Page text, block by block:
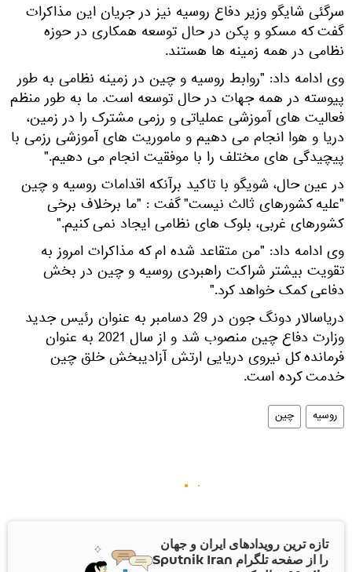
سرگئی شایگو وزیر دفاع روسیه نیز در جریان این مذاکرات
گفت که مسکو و پکن در حال توسعه همکاری در حوزه
نظامی در همه زمینه ها هستند.
وی ادامه داد: "روابط روسیه و چین در زمینه نظامی به طور
پیوسته در همه جهات در حال توسعه است. ما به طور منظم
فعالیت های آموزشی عملیاتی و رزمی مشترک را در زمین،
دریا و هوا انجام می دهیم و ماموریت های آموزشی رزمی با
پیچیدگی های مختلف را با موفقیت انجام می دهیم."
در عین حال، شویگو با تاکید برآنکه اقدامات روسیه و چین
"علیه کشورهای ثالث نیست" گفت : "ما برخلاف برخی
کشورهای غربی، بلوک های نظامی ایجاد نمی کنیم."
وی ادامه داد: "من متقاعد شده ام که مذاکرات امروز به
تقویت بیشتر شراکت راهبردی روسیه و چین در بخش
دفاعی کمک خواهد کرد."
دریاسالار دونگ جون در 29 دسامبر به عنوان رئیس جدید
وزارت دفاع چین منصوب شد و از سال 2021 به عنوان
فرمانده کل نیروی دریایی ارتش آزادیبخش خلق چین
خدمت کرده است.
روسیه چین
تازه ترین رویدادهای ایران و جهان
را از صفحه تلگرام Sputnik Iran